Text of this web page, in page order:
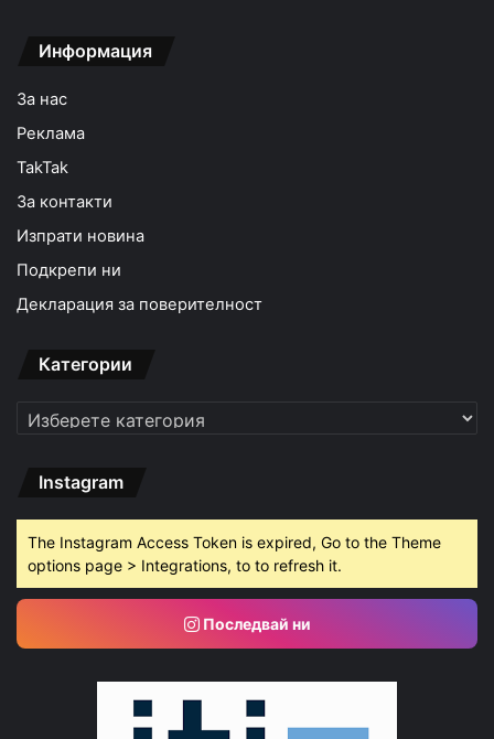
Информация
За нас
Реклама
TakTak
За контакти
Изпрати новина
Подкрепи ни
Декларация за поверителност
Категории
Категории
Instagram
The Instagram Access Token is expired, Go to the Theme
options page > Integrations, to to refresh it.
Последвай ни